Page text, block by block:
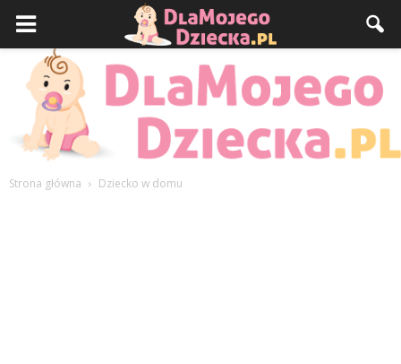
Strona główna Dziecko w domu